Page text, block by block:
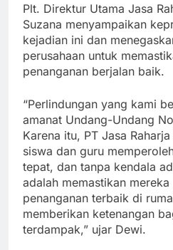
Plt. Direktur Utama Jasa
Suzana menyampaikan
kejadian ini dan
perusahaan untuk
penanganan berjalan baik.
“Perlindungan yang kami
amanat Undang-Undang
Karena itu, PT Jasa
siswa dan guru
tepat, dan tanpa kendala
adalah memastikan
penanganan terbaik di
memberikan ketenangan
terdampak,” ujar Dewi.